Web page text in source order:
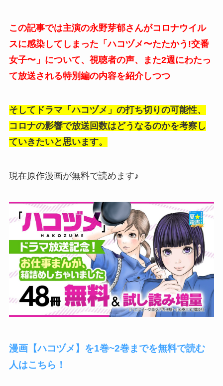
この記事では主演の永野芽郁さんがコロナウイル
スに感染してしまった「ハコヅメ〜たたかう!交番
女子〜」について、視聴者の声、また2週にわたっ
て放送される特別編の内容を紹介しつつ
そしてドラマ「ハコヅメ」の打ち切りの可能性、
コロナの影響で放送回数はどうなるのかを考察し
ていきたいと思います。
現在原作漫画が無料で読めます♪
漫画【ハコヅメ】を1巻~2巻までを無料で読む
人はこちら！